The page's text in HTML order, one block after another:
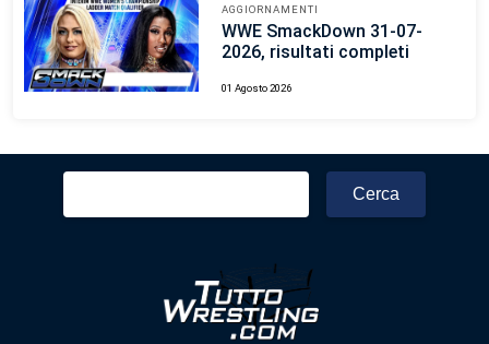
AGGIORNAMENTI
WWE SmackDown 31-07-
2026, risultati completi
01 Agosto 2026
Ricerca